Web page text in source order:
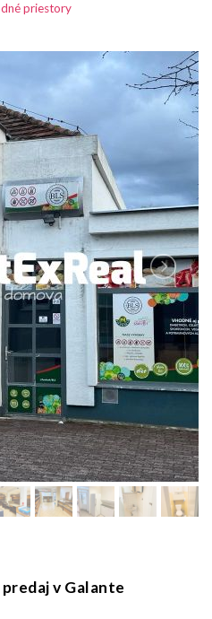
priestory
v Galante